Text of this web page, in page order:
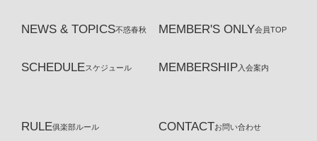
NEWS & TOPICS不惑春秋
SCHEDULEスケジュール
MEMBER'S ONLY会員TOP
MEMBERSHIP 入会案内
RULE俱楽部ルール CONTACTお問い合わせ